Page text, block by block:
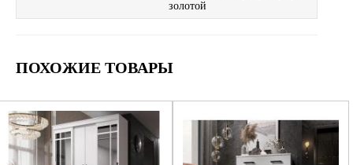
золотой
ПОХОЖИЕ ТОВАРЫ